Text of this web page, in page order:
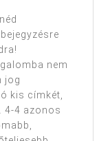
nem
jog
kis címkét,
4-4 azonos